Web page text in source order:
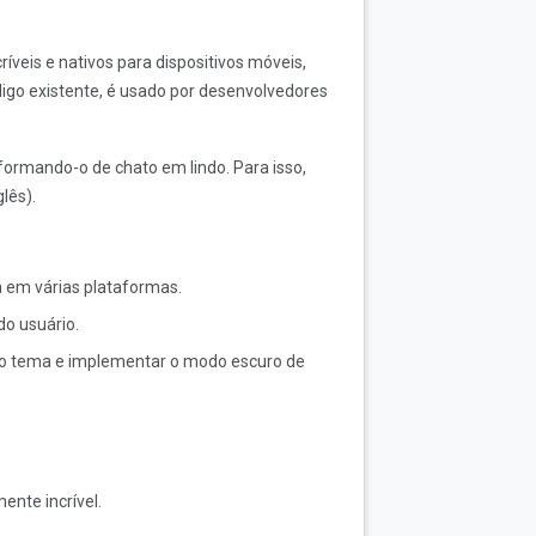
e nativos para dispositivos móveis,
existente, é usado por desenvolvedores
o de chato em lindo. Para isso,
várias plataformas.
usuário.
tema e implementar o modo escuro de
incrível.